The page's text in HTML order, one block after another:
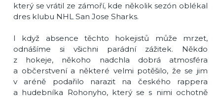
který se vrátil ze zámoří, kde několik sezón oblékal
dres klubu NHL San Jose Sharks.
I když absence těchto hokejistů může mrzet,
odnášíme si všichni parádní zážitek. Někdo
z hokeje, někoho nadchla dobrá atmosféra
a občerstvení a některé velmi potěšilo, že se jim
v aréně podařilo narazit na českého rappera
a hudebníka Rohonyho, který se s nimi ochotně